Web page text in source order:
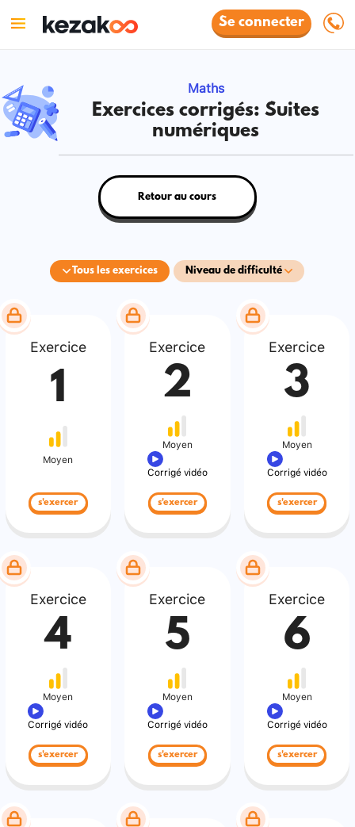
Se connecter
Maths
Exercices corrigés: Suites
numériques
Tous les exercices Niveau de difficulté
Retour au cours
Exercice
1
Moyen
s'exercer
Exercice
2
Moyen
Corrigé vidéo
s'exercer
Exercice
3
Moyen
Corrigé vidéo
s'exercer
Exercice
4
Moyen
Corrigé vidéo
s'exercer
Exercice
5
Moyen
Corrigé vidéo
s'exercer
Exercice
6
Moyen
Corrigé vidéo
s'exercer